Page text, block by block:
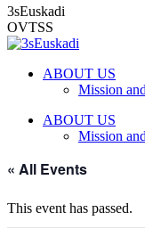
Talleres
3sEuskadi
OVTSS
ABOUT US
Mission
ABOUT US
Mission
« All Events
This event has passed.